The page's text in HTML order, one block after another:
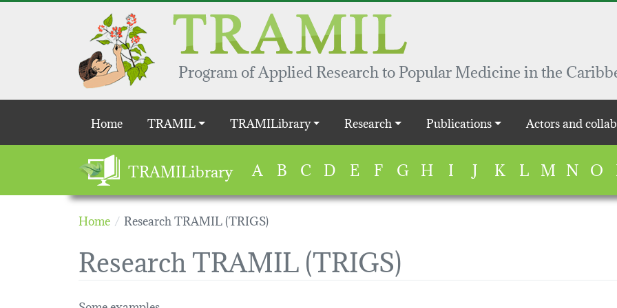
Skip to main content
Program of Applied Research to Popular Medicine in the
Main navigation
Home TRAMIL TRAMILibrary Research Publications Actors and
TRAMILibrary A B C D E F G H I J K L M N O
Home Research TRAMIL (TRIGS)
Research TRAMIL (TRIGS)